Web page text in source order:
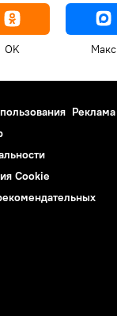
OK Макс
Реклама
Cookie